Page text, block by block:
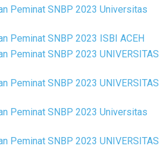
Peminat SNBP 2023 Universitas
Peminat SNBP 2023 ISBI ACEH
Peminat SNBP 2023 UNIVERSITAS
Peminat SNBP 2023 UNIVERSITAS
Peminat SNBP 2023 Universitas
Peminat SNBP 2023 UNIVERSITAS